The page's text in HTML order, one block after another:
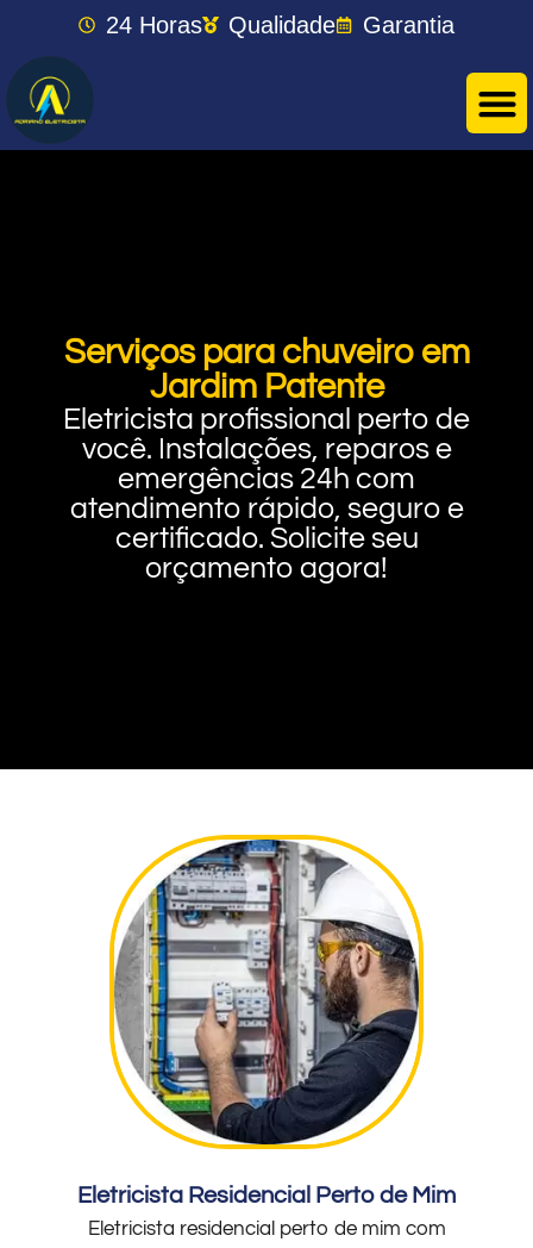
24 Horas Qualidade Garantia
Serviços para chuveiro em
Jardim Patente
Eletricista profissional perto de
você. Instalações, reparos e
emergências 24h com
atendimento rápido, seguro e
certificado. Solicite seu
orçamento agora!
Eletricista Residencial Perto de Mim
Eletricista residencial perto de mim com